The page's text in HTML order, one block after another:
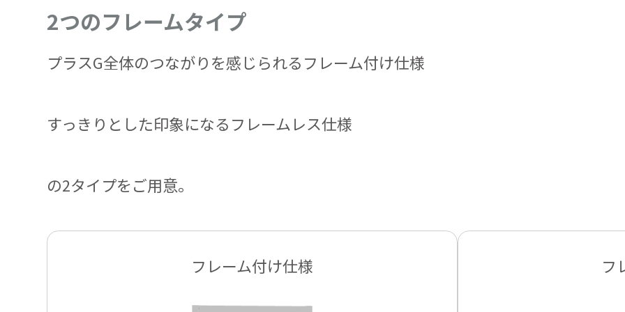
2つのフレームタイプ
プラスG全体のつながりを感じられるフレーム付け仕様
すっきりとした印象になるフレームレス仕様
の2タイプをご用意。
フレーム付け仕様 フ